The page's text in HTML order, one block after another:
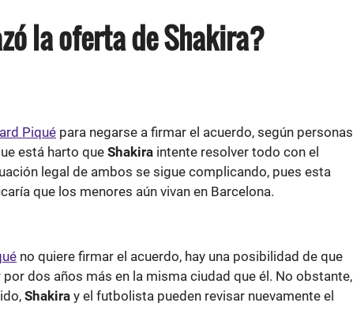
la oferta de Shakira?
Piqué para negarse a firmar el acuerdo, según personas
está harto que Shakira intente resolver todo con el
legal de ambos se sigue complicando, pues esta
que los menores aún vivan en Barcelona.
no quiere firmar el acuerdo, hay una posibilidad de que
dos años más en la misma ciudad que él. No obstante,
Shakira y el futbolista pueden revisar nuevamente el